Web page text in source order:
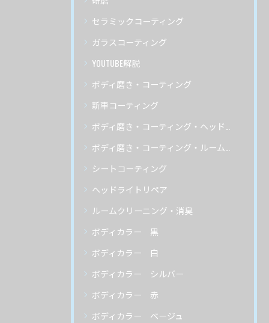
セラミックコーティング
ガラスコーティング
YOUTUBE解説
ボディ磨き・コーティング
新車コーティング
ボディ磨き・コーティング・ヘッドライトリペア
ボディ磨き・コーティング・ルームクリーニング
シートコーティング
ヘッドライトリペア
ルームクリーニング・消臭
ボディカラー 黒
ボディカラー 白
ボディカラー シルバー
ボディカラー 赤
ボディカラー ベージュ